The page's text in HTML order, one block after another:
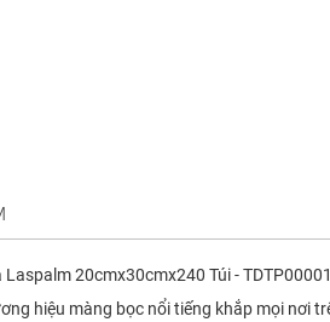
Laspalm 20cmx30cmx240 Túi -
hiệu màng bọc nổi tiếng khắp mọi nơi